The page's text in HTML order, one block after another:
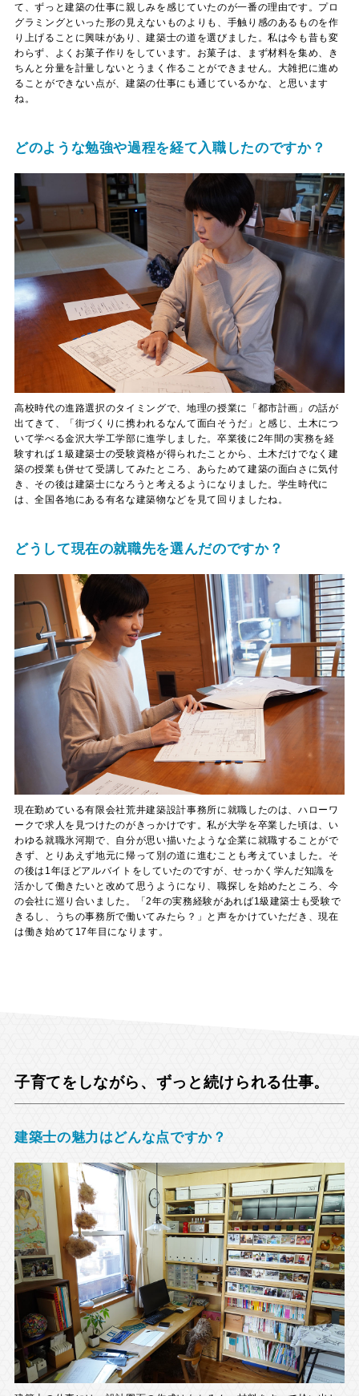
て、ずっと建築の仕事に親しみを感じていたのが一番の理由です。プロ
グラミングといった形の見えないものよりも、手触り感のあるものを作
り上げることに興味があり、建築士の道を選びました。私は今も昔も変
わらず、よくお菓子作りをしています。お菓子は、まず材料を集め、き
ちんと分量を計量しないとうまく作ることができません。大雑把に進め
ることができない点が、建築の仕事にも通じているかな、と思います
ね。
どのような勉強や過程を経て入職したのですか？
高校時代の進路選択のタイミングで、地理の授業に「都市計画」の話が
出てきて、「街づくりに携われるなんて面白そうだ」と感じ、土木につ
いて学べる金沢大学工学部に進学しました。卒業後に2年間の実務を経
験すれば１級建築士の受験資格が得られたことから、土木だけでなく建
築の授業も併せて受講してみたところ、あらためて建築の面白さに気付
き、その後は建築士になろうと考えるようになりました。学生時代に
は、全国各地にある有名な建築物などを見て回りましたね。
どうして現在の就職先を選んだのですか？
現在勤めている有限会社荒井建築設計事務所に就職したのは、ハローワ
ークで求人を見つけたのがきっかけです。私が大学を卒業した頃は、い
わゆる就職氷河期で、自分が思い描いたような企業に就職することがで
きず、とりあえず地元に帰って別の道に進むことも考えていました。そ
の後は1年ほどアルバイトをしていたのですが、せっかく学んだ知識を
活かして働きたいと改めて思うようになり、職探しを始めたところ、今
の会社に巡り合いました。「2年の実務経験があれば1級建築士も受験で
きるし、うちの事務所で働いてみたら？」と声をかけていただき、現在
は働き始めて17年目になります。
子育てをしながら、ずっと続けられる仕事。
建築士の魅力はどんな点ですか？